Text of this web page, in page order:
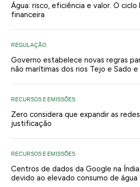
Água: risco, eficiência e valor. O
financeira
REGULAÇÃO
Governo estabelece novas regras
não marítimas dos rios Tejo e Sado e
RECURSOS E EMISSÕES
Zero considera que expandir as
justificação
RECURSOS E EMISSÕES
Centros de dados da Google na
devido ao elevado consumo de água